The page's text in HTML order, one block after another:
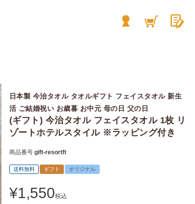
日本製 今治タオル タオルギフト フェイスタオル 新生
活 ご結婚祝い お歳暮 お中元 母の日 父の日
(ギフト) 今治タオル フェイスタオル 1枚 リ
ゾートホテルスタイル ※ラッピング付き
商品番号 gift-resortft
送料無料 ギフト オリジナル
¥1,550税込